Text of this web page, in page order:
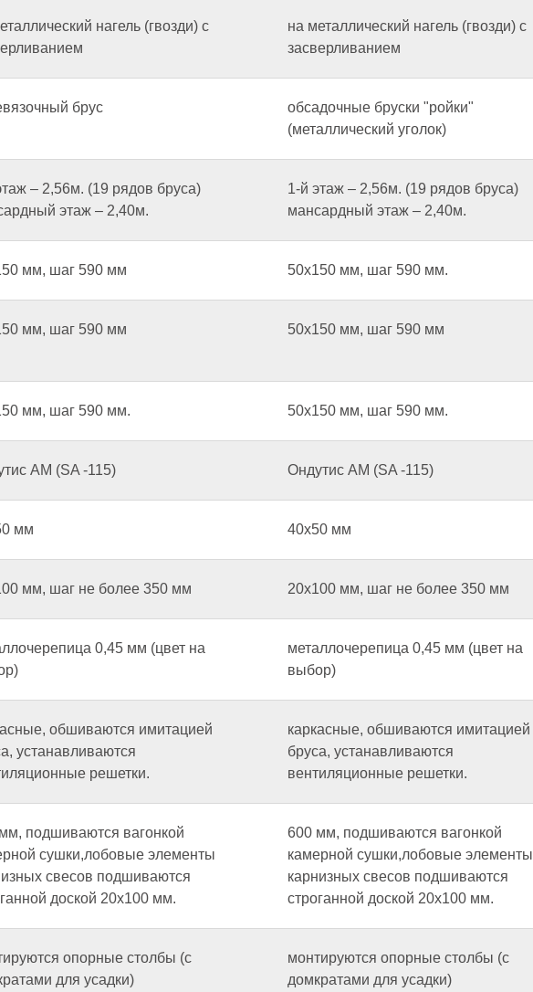
нагель (гвозди) с
на металлический нагель (гвозди) с
засверливанием
брус
обсадочные бруски "ройки"
(металлический уголок)
– 2,56м. (19 рядов бруса)
этаж – 2,40м.
1-й этаж – 2,56м. (19 рядов бруса)
мансардный этаж – 2,40м.
мм, шаг 590 мм 50х150 мм, шаг 590 мм.
мм, шаг 590 мм 50х150 мм, шаг 590 мм
мм, шаг 590 мм. 50х150 мм, шаг 590 мм.
AM (SA -115) Ондутис AM (SA -115)
мм 40х50 мм
мм, шаг не более 350 мм 20х100 мм, шаг не более 350 мм
0,45 мм (цвет на
металлочерепица 0,45 мм (цвет на
выбор)
обшиваются имитацией
устанавливаются
решетки.
каркасные, обшиваются имитацией
бруса, устанавливаются
вентиляционные решетки.
подшиваются вагонкой
сушки,лобовые элементы
свесов подшиваются
доской 20х100 мм.
600 мм, подшиваются вагонкой
камерной сушки,лобовые элементы
карнизных свесов подшиваются
строганной доской 20х100 мм.
опорные столбы (с
для усадки)
монтируются опорные столбы (с
домкратами для усадки)